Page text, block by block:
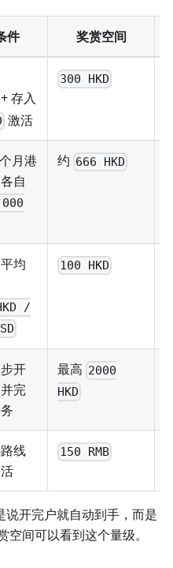
件 奖赏空间
+ 存入
激活
300 HKD
月港
自
约 666 HKD
均
/
100 HKD
开
完
最高 2000
HKD
线
150 RMB
说开完户就自动到手，而是
间可以看到这个量级。